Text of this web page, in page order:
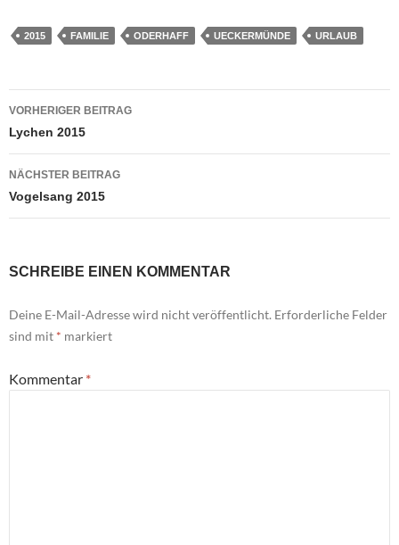
2015 FAMILIE ODERHAFF UECKERMÜNDE URLAUB
Beitragsnavigation
VORHERIGER BEITRAG
Lychen 2015
NÄCHSTER BEITRAG
Vogelsang 2015
SCHREIBE EINEN KOMMENTAR
Deine E-Mail-Adresse wird nicht veröffentlicht. Erforderliche Felder
sind mit * markiert
Kommentar *